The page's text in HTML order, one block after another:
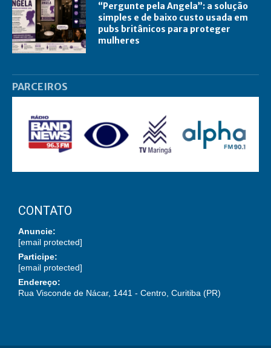
“Pergunte pela Angela”: a solução
simples e de baixo custo usada em
pubs britânicos para proteger
mulheres
PARCEIROS
CONTATO
Anuncie:
[email protected]
Participe:
[email protected]
Endereço:
Rua Visconde de Nácar, 1441 - Centro, Curitiba (PR)